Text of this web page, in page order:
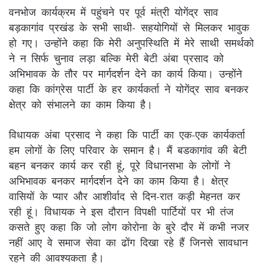
वनभोज कार्यक्रम में पहुंचने पर पूर्व मंत्री योगेंद्र साव
बड़कागांव प्रखंड के सभी साथी- सहयोगियों से मिलकर भावुक
हो गए। उन्होंने कहा कि मेरी अनुपस्थिति में मेरे साथी समर्थको
ने न सिर्फ चुनाव लड़ा बल्कि मेरी बेटी अंबा प्रसाद को
अभिभावक के तौर पर मार्गदर्शन देने का कार्य किया। उन्होंने
कहा कि कांग्रेस पार्टी के हर कार्यकर्ता ने योगेंद्र साव बनकर
क्षेत्र को संभालने का काम किया है।
विधायक अंबा प्रसाद ने कहा कि पार्टी का एक-एक कार्यकर्ता
हम लोगों के लिए परिवार के समान है। मैं बडकागांव की बेटी
बहन बनकर कार्य कर रही हूं, पूरे विधानसभा के लोगों ने
अभिभावक बनकर मार्गदर्शन देने का काम किया है। क्षेत्र
वासियों के प्यार और आशीर्वाद से दिन-रात कड़ी मेहनत कर
रही हूं। विधायक ने इस दौरान विपक्षी पार्टियों पर भी तंज
कसते हुए कहा कि जो लोग कोरोना के बुरे दौर में कभी नजर
नहीं आए वे समाज सेवा का ढोंग दिखा रहे हैं जिनसे सावधान
रहने की आवश्यकता है।